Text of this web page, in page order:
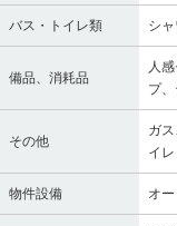
バス・トイレ類 シ
備品、消耗品
人
プ
その他
ガ
イレ
物件設備 オ